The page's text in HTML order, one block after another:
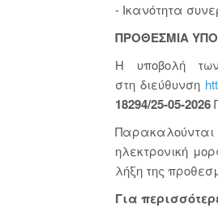
- Ικανότητα
ΠΡΟΘΕΣΜΙΑ
Η υποβολή
στη διεύθυνση
18294/25-05-2026
ηλεκτρονική
λήξη της
Για